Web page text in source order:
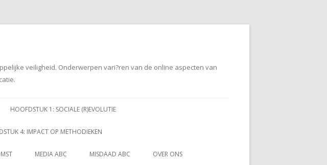
veiligheid. Onderwerpen vari?ren van de online aspecten van
HOOFDSTUK 1: SOCIALE (R)EVOLUTIE
4: IMPACT OP METHODIEKEN
MEDIA ABC MISDAAD ABC OVER ONS